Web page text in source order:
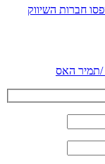
חברות השיווק
/תמיר האס